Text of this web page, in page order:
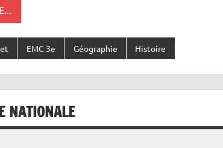
EMC 3e Géographie Histoire
NATIONALE